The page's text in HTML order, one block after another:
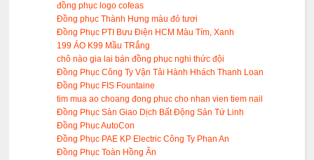
đồng phục logo cofeas
Đồng phục Thành Hưng màu đỏ tươi
Đồng Phục PTI Bưu Điện HCM Màu Tím, Xanh
199 ÁO K99 Mầu TRắng
chô nào gia lai bán đồng phục nghi thức đội
Đồng Phục Công Ty Vận Tải Hành Hhách Thanh Loan
Đồng Phục FIS Fountaine
tim mua ao choang đong phuc cho nhan vien tiem nail
Đồng Phục Sàn Giao Dịch Bất Động Sản Tứ Linh
Đồng Phục AutoCon
Đồng Phục PAE KP Electric Công Ty Phan An
Đồng Phục Toàn Hồng Ân